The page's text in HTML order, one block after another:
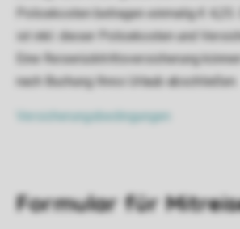
Policekosten betragen einmalig €
ist inkl. dieser Policekosten und
Eine Reiserücktrittsversicherung
nach Buchung Ihres Urlaub abschließen.
Versicherungsbedingungen
Formular für